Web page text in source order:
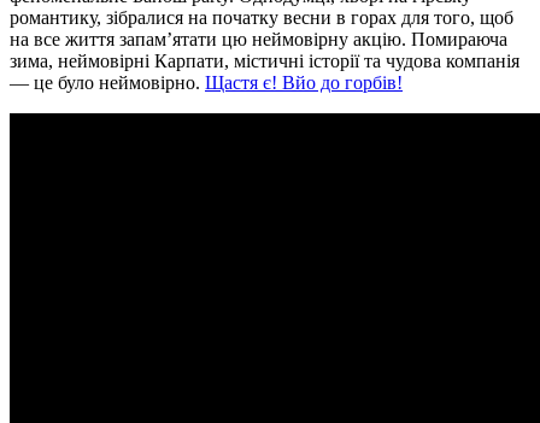
романтику, зібралися на початку весни в горах для того, щоб
на все життя запам’ятати цю неймовірну акцію. Помираюча
зима, неймовірні Карпати, містичні історії та чудова компанія
— це було неймовірно. Щастя є! Вйо до горбів!